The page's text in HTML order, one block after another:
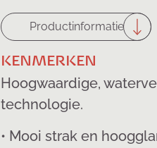
Productinformatie
KENMERKEN
Hoogwaardige,
technologie.
• Mooi strak en